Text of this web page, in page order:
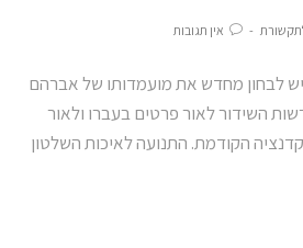
אין תגובות
לבחון מחדש את מועמדותו של אברהם
השידור לאור פרטים בעברו ולאור
הקודמת. התנועה לאיכות השלטון